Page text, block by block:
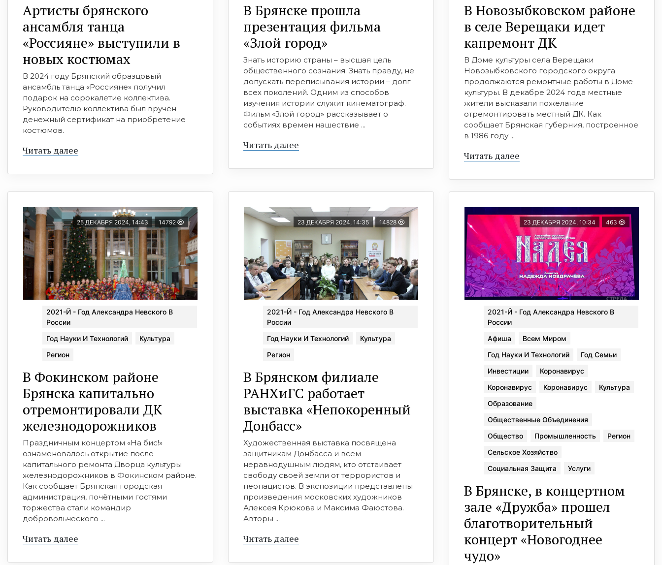
Артисты брянского
ансамбля танца
«Россияне» выступили в
новых костюмах
В 2024 году Брянский образцовый
ансамбль танца «Россияне» получил
подарок на сорокалетие коллектива.
Руководителю коллектива был вручён
денежный сертификат на приобретение
костюмов.
Читать далее
В Брянске прошла
презентация фильма
«Злой город»
Знать историю страны – высшая цель
общественного сознания. Знать правду, не
допускать переписывания истории – долг
всех поколений. Одним из способов
изучения истории служит кинематограф.
Фильм «Злой город» рассказывает о
событиях времен нашествие ...
Читать далее
В Новозыбковском районе
в селе Верещаки идет
капремонт ДК
В Доме культуры села Верещаки
Новозыбковского городского округа
продолжаются ремонтные работы в Доме
культуры. В декабре 2024 года местные
жители высказали пожелание
отремонтировать местный ДК. Как
сообщает Брянская губерния, построенное
в 1986 году ...
Читать далее
25 ДЕКАБРЯ 2024, 14:43 14792
2021-Й - Год Александра Невского В
России
Год Науки И Технологий
Культура
Регион
В Фокинском районе
Брянска капитально
отремонтировали ДК
железнодорожников
Праздничным концертом «На бис!»
ознаменовалось открытие после
капитального ремонта Дворца культуры
железнодорожников в Фокинском районе.
Как сообщает Брянская городская
администрация, почётными гостями
торжества стали командир
добровольческого ...
Читать далее
23 ДЕКАБРЯ 2024, 14:35 14828
2021-Й - Год Александра Невского В
России
Год Науки И Технологий
Культура
Регион
В Брянском филиале
РАНХиГС работает
выставка «Непокоренный
Донбасс»
Художественная выставка посвящена
защитникам Донбасса и всем
неравнодушным людям, кто отстаивает
свободу своей земли от террористов и
неонацистов. В экспозиции представлены
произведения московских художников
Алексея Крюкова и Максима Фаюстова.
Авторы ...
Читать далее
23 ДЕКАБРЯ 2024, 10:34 463
2021-Й - Год Александра Невского В
России
Афиша
Всем Миром
Год Науки И Технологий
Год Семьи
Инвестиции
Коронавирус
Коронавирус
Коронавирус
Культура
Образование
Общественные Объединения
Общество
Промышленность
Регион
Сельское Хозяйство
Социальная Защита
Услуги
В Брянске, в концертном
зале «Дружба» прошел
благотворительный
концерт «Новогоднее
чудо»